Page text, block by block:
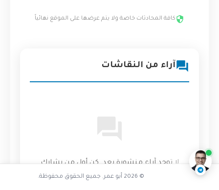
كافة المحادثات خاصة ولا يتم عرضها على الموقع نهائياً
آراء من النقاشات
لا توجد آراء منشورة بعد. كن أول من يشارك
رأيه!
© 2026 أبو عمر. جميع الحقوق محفوظة.